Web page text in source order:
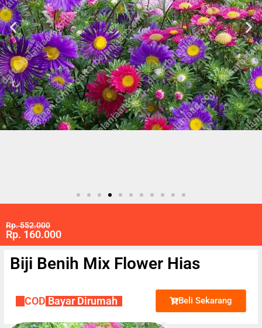
Rp. 552.000
Rp. 160.000
Biji Benih Mix Flower Hias
COD Bayar Dirumah Beli Sekarang